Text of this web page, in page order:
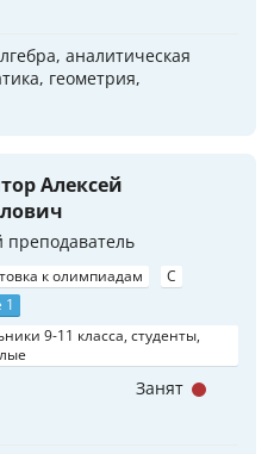
аналитическая
геометрия,
Алексей
преподаватель
к олимпиадам
C
1
9-11 класса, студенты,
Занят